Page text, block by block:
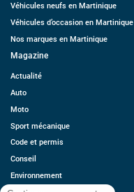
Véhicules neufs en Martinique
Véhicules d’occasion en Martinique
Nos marques en Martinique
Magazine
Actualité
Auto
Moto
Sport mécanique
Code et permis
Conseil
Environnement